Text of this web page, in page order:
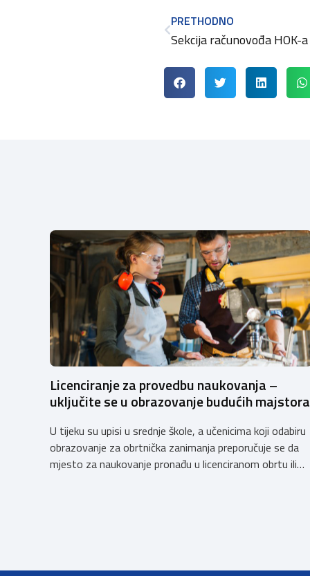
PRETHODNO
Licenciranje za provedbu naukovanja –
uključite se u obrazovanje budućih majstora
U tijeku su upisi u srednje škole, a učenicima koji odabiru
obrazovanje za obrtnička zanimanja preporučuje se da
mjesto za naukovanje pronađu u licenciranom obrtu ili